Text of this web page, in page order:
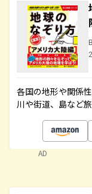
各国の地形や関係
川や街道、島など
AD